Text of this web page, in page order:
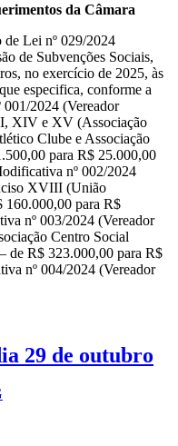
da Câmara
Lei nº 029/2024
de Subvenções Sociais,
no exercício de 2025, às
especifica, conforme a
2024 (Vereador
XIV e XV (Associação
Clube e Associação
para R$ 25.000,00
nº 002/2024
XVIII (União
160.000,00 para R$
nº 003/2024 (Vereador
Centro Social
de R$ 323.000,00 para R$
nº 004/2024 (Vereador
29 de outubro